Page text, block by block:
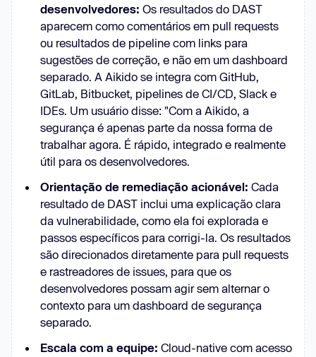
desenvolvedores: Os resultados do DAST
aparecem como comentários em pull requests
ou resultados de pipeline com links para
sugestões de correção, e não em um dashboard
separado. A Aikido se integra com GitHub,
GitLab, Bitbucket, pipelines de CI/CD, Slack e
IDEs. Um usuário disse: "Com a Aikido, a
segurança é apenas parte da nossa forma de
trabalhar agora. É rápido, integrado e realmente
útil para os desenvolvedores.
Orientação de remediação acionável: Cada
resultado de DAST inclui uma explicação clara
da vulnerabilidade, como ela foi explorada e
passos específicos para corrigi-la. Os resultados
são direcionados diretamente para pull requests
e rastreadores de issues, para que os
desenvolvedores possam agir sem alternar o
contexto para um dashboard de segurança
separado.
Escala com a equipe: Cloud-native com acesso